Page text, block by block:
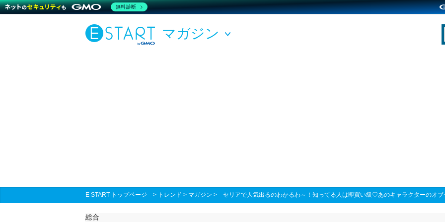
マガジン
E START トップページ > トレンド > マガジン > セリアで人気出るのわかるわ～！知ってる人は即買い級♡あのキャラクターのオブ
総合
無料診断